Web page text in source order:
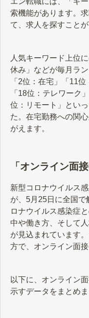
索機能があります。
て、求人を探すことが
人気キーワード上位
休み」などが毎月ラ
「2位：在宅」「11
「18位：テレワーク
位：リモート」とい
た。在宅勤務への関
がえます。
「オンライン面
新型コロナウイルス
が、5月25日に全国で
ロナウイルス感染症
中や働き方、そして
が見込まれています
方で、オンライン面
以下に、オンライン
示すデータをまとめま